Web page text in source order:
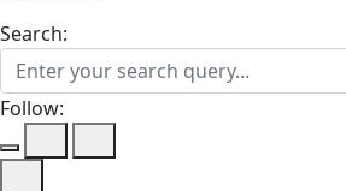
Search:
Follow: